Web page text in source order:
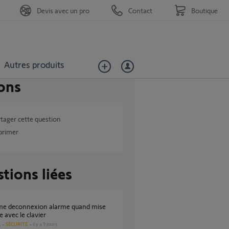
Autres produits
Devis avec un pro Contact Boutique
cette question
liées
avec le clavier
SÉCURITÉ il y a 9 jours